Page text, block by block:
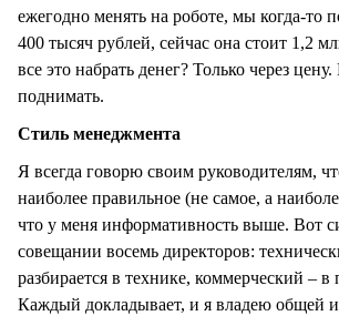
ежегодно менять на роботе, мы когда-то
400 тысяч рублей, сейчас она стоит 1,2
все это набрать денег? Только через
поднимать.
Стиль менеджмента
Я всегда говорю своим руководителям,
наиболее правильное (не самое, а
что у меня информативность выше. Вот
совещании восемь директоров:
разбирается в технике, коммерческий – в
Каждый докладывает, и я владею общей